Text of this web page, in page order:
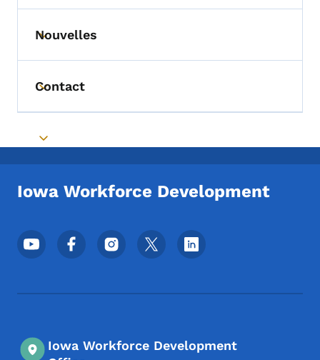
Toggle submenu
Nouvelles
Toggle submenu
Contact
Toggle submenu
Iowa Workforce Development
Menu des réseaux sociaux du pied de
Iowa Workforce Development